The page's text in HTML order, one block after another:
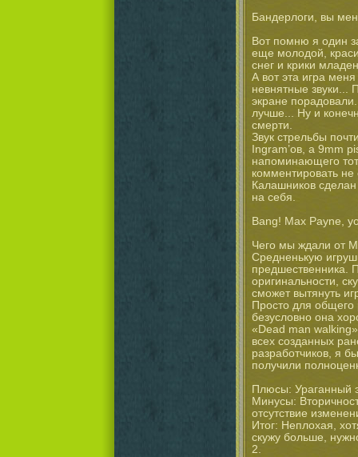
Бандерлоги, вы
Вот помню я один
еще молодой,
снег и крики
А вот эта игра
невнятные звуки...
экране
лучше... Ну и
смерти.
Звук стрельбы
Ingram’ов, а 9mm
напоминающего
комментировать не
Калашников
на себя.
Bang! Max Payne,
Чего мы ждали от
Средненькую
предшественника.
оригинальности,
сможет вытянуть
Просто для общего
безусловно она
«Dead man
всех созданных
разработчиков, я
получили
Плюсы: Ураганный
Минусы:
отсутствие
Итог: Неплохая,
скужу больше,
2.